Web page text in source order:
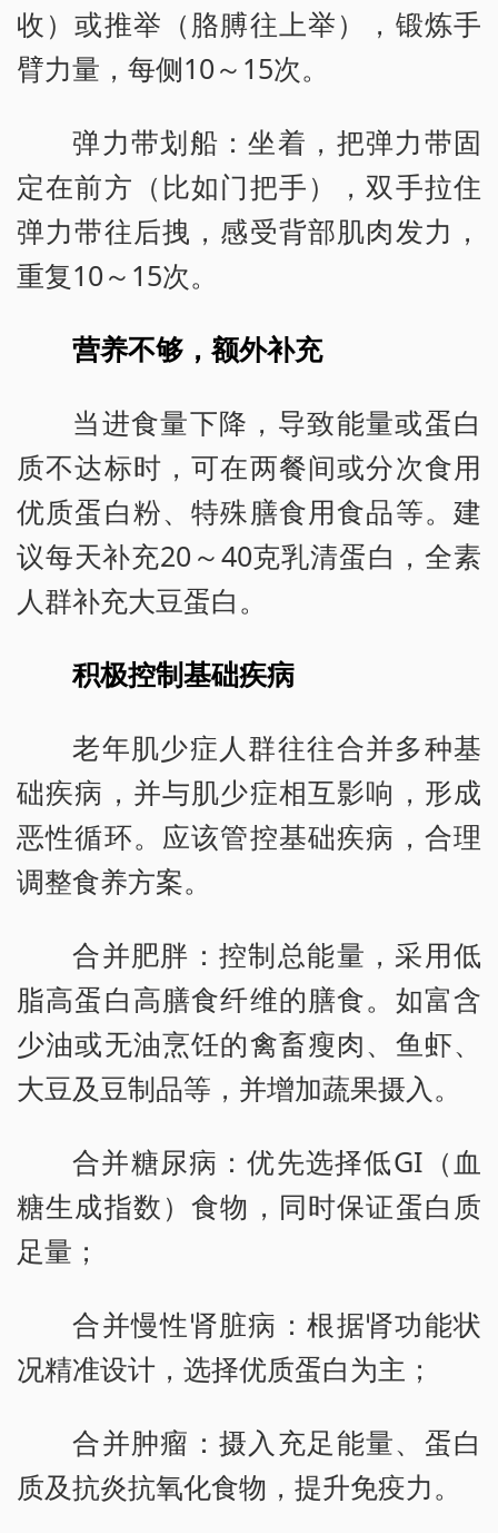
收）或推举（胳膊往上举），锻炼手
臂力量，每侧10～15次。
弹力带划船：坐着，把弹力带固
定在前方（比如门把手），双手拉住
弹力带往后拽，感受背部肌肉发力，
重复10～15次。
营养不够，额外补充
当进食量下降，导致能量或蛋白
质不达标时，可在两餐间或分次食用
优质蛋白粉、特殊膳食用食品等。建
议每天补充20～40克乳清蛋白，全素
人群补充大豆蛋白。
积极控制基础疾病
老年肌少症人群往往合并多种基
础疾病，并与肌少症相互影响，形成
恶性循环。应该管控基础疾病，合理
调整食养方案。
合并肥胖：控制总能量，采用低
脂高蛋白高膳食纤维的膳食。如富含
少油或无油烹饪的禽畜瘦肉、鱼虾、
大豆及豆制品等，并增加蔬果摄入。
合并糖尿病：优先选择低GI（血
糖生成指数）食物，同时保证蛋白质
足量；
合并慢性肾脏病：根据肾功能状
况精准设计，选择优质蛋白为主；
合并肿瘤：摄入充足能量、蛋白
质及抗炎抗氧化食物，提升免疫力。